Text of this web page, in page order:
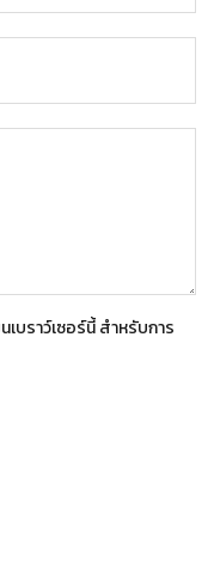
บราว์เซอร์นี้ สำหรับการ